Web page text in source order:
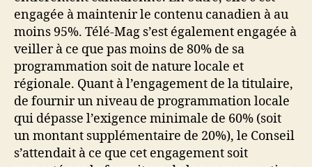
engagée à maintenir le contenu canadien à au
moins 95%. Télé-Mag s’est également engagée à
veiller à ce que pas moins de 80% de sa
programmation soit de nature locale et
régionale. Quant à l’engagement de la titulaire,
de fournir un niveau de programmation locale
qui dépasse l’exigence minimale de 60% (soit
un montant supplémentaire de 20%), le Conseil
s’attendait à ce que cet engagement soit